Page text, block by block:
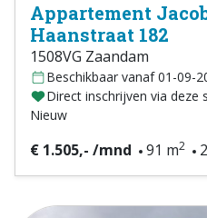
Appartement
Haanstraat 182
1508VG Zaandam
Beschikbaar vanaf 01-09-
Direct inschrijven via deze
Nieuw
€ 1.505,- /mnd 91 m2